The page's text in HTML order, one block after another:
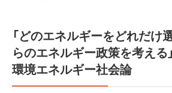
「どのエネルギーをどれだ
らのエネルギー政策を考え
環境エネルギー社会論